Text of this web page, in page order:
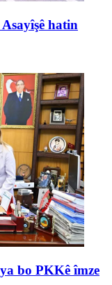
hatin
bo PKKê îmze